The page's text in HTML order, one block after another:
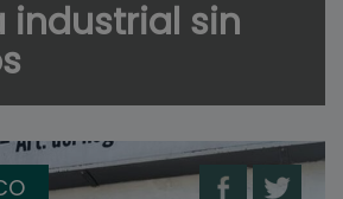
industrial sin